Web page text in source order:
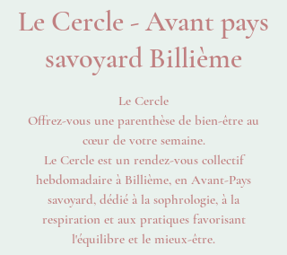
Le Cercle - Avant pays
savoyard Billième
Le Cercle
Offrez-vous une parenthèse de bien-être au
cœur de votre semaine.
Le Cercle est un rendez-vous collectif
hebdomadaire à Billième, en Avant-Pays
savoyard, dédié à la sophrologie, à la
respiration et aux pratiques favorisant
l'équilibre et le mieux-être.